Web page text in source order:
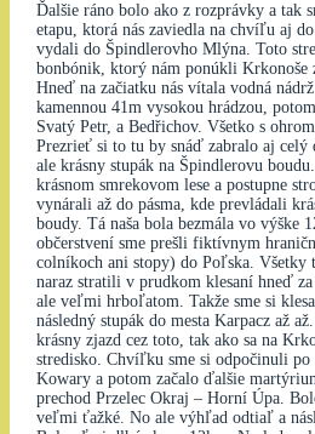
Ďalšie ráno bolo ako z rozprávky a tak
etapu, ktorá nás zaviedla na chvíľu aj
vydali do Špindlerovho Mlýna. Toto
bonbónik, ktorý nám ponúkli Krkonoše
Hneď na začiatku nás vítala vodná
kamennou 41m vysokou hrádzou,
Svatý Petr, a Bedřichov. Všetko s
Prezrieť si to tu by snáď zabralo aj celý
ale krásny stupák na Špindlerovu
krásnom smrekovom lese a postupne
vynárali až do pásma, kde prevládali
boudy. Tá naša bola bezmála vo výške
občerstvení sme prešli fiktívnym
colníkoch ani stopy) do Poľska. Všetky
naraz stratili v prudkom klesaní hneď
ale veľmi hrboľatom. Takže sme si
následný stupák do mesta Karpacz až
krásny zjazd cez toto, tak ako sa na
stredisko. Chvíľku sme si odpočinuli po
Kowary a potom začalo ďalšie
prechod Przelec Okraj – Horní Úpa.
veľmi ťažké. No ale výhľad odtiaľ a